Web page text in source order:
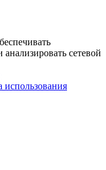
сетевой
использования